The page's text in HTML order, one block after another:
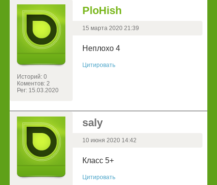
Историй: 0
Коментов: 2
Рег: 15.03.2020
PloHish
15 марта 2020 21:39
Неплохо 4
Цитировать
saly
10 июня 2020 14:42
Класс 5+
Цитировать